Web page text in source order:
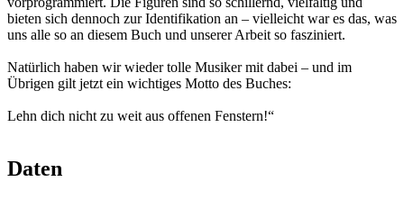
bieten sich dennoch zur Identifikation an – vielleicht war es das, was
uns alle so an diesem Buch und unserer Arbeit so fasziniert.
Natürlich haben wir wieder tolle Musiker mit dabei – und im
Übrigen gilt jetzt ein wichtiges Motto des Buches:
Lehn dich nicht zu weit aus offenen Fenstern!“
Daten